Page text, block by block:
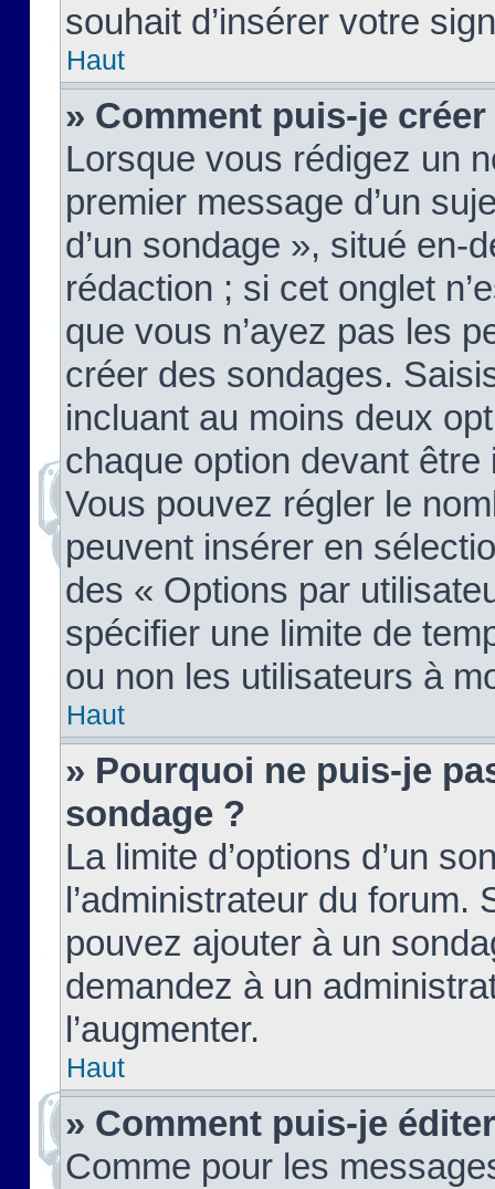
souhait d’insérer votre
Haut
» Comment puis-je
Lorsque vous rédigez un
premier message d’un
d’un sondage », situé en-
rédaction ; si cet onglet
que vous n’ayez pas les
créer des sondages.
incluant au moins deux
chaque option devant
Vous pouvez régler le
peuvent insérer en
des « Options par
spécifier une limite de
ou non les utilisateurs à
Haut
» Pourquoi ne puis-je
sondage ?
La limite d’options d’un
l’administrateur du forum.
pouvez ajouter à un
demandez à un
l’augmenter.
Haut
» Comment puis-je
Comme pour les